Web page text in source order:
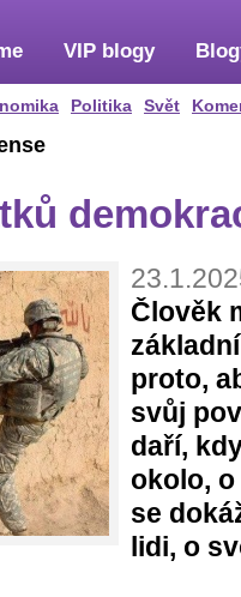
Politika Svět
VIP blogy
Člověk
proto,
svůj
daří,
okolo,
se
lidi, o